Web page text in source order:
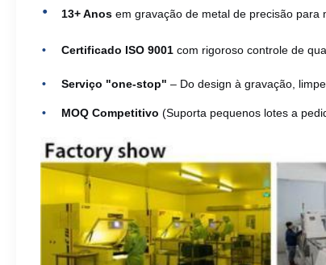
13+ Anos em gravação de metal de precisão para
Certificado ISO 9001 com rigoroso controle de
Serviço "one-stop" – Do design à gravação,
MOQ Competitivo (Suporta pequenos lotes a